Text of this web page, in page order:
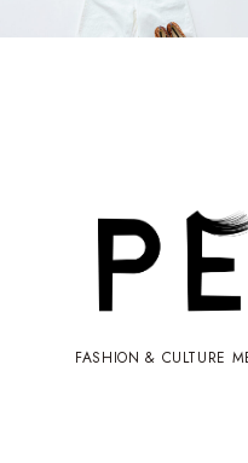
FASHION & CULTURE